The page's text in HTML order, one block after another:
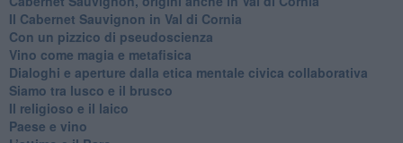
Il Cabernet Sauvignon in Val di Cornia
Con un pizzico di pseudoscienza
​Vino come magia e metafisica
Dialoghi e aperture dalla etica mentale civica collaborativa
Siamo tra lusco e il brusco
Il religioso e il laico
​Paese e vino